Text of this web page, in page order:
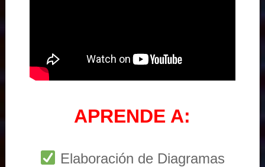
APRENDE A:
Elaboración de Diagramas